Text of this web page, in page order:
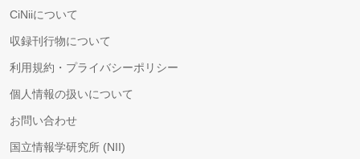
CiNiiについて
収録刊行物について
利用規約・プライバシーポリシー
個人情報の扱いについて
お問い合わせ
国立情報学研究所 (NII)